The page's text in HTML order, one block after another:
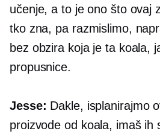
učenje, a to je ono što ovaj
tko zna, pa razmislimo,
bez obzira koja je ta koala,
propusnice.
Jesse: Dakle, isplanirajmo
proizvode od koala, imaš ih